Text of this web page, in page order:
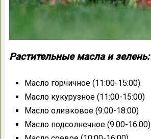
Растительные масла и зелень:
Масло горчичное (11:00-15:00)
Масло кукурузное (11:00-15:00)
Масло оливковое (9:00-18:00)
Масло подсолнечное (9:00-16:00)